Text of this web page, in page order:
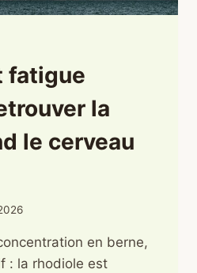
fatigue
la
le cerveau
en berne,
: la rhodiole est